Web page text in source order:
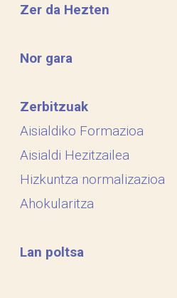
Zer da Hezten
Nor gara
Zerbitzuak
Aisialdiko Formazioa
Aisialdi Hezitzailea
Hizkuntza normalizazioa
Ahokularitza
Lan poltsa